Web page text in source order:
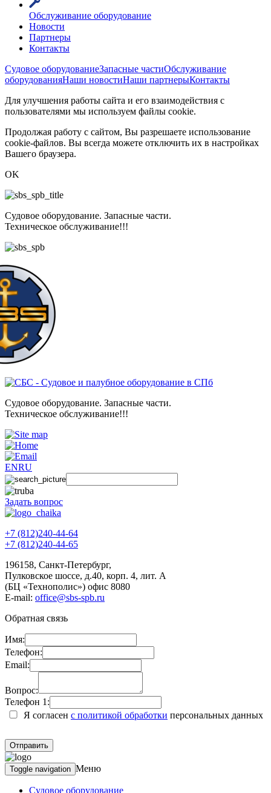
Обслуживание оборудование
Новости
Партнеры
Контакты
Судовое оборудованиеЗапасные частиОбслуживание
оборудованияНаши новостиНаши партнерыКонтакты
Для улучшения работы сайта и его взаимодействия с
пользователями мы используем файлы cookie.
Продолжая работу с сайтом, Вы разрешаете использование
cookie-файлов. Вы всегда можете отключить их в настройках
Вашего браузера.
OK
Судовое оборудование. Запасные части.
Техническое обслуживание!!!
Судовое оборудование. Запасные части.
Техническое обслуживание!!!
ENRU
Задать вопрос
+7 (812)240-44-64
+7 (812)240-44-65
196158, Санкт-Петербург,
Пулковское шоссе, д.40, корп. 4, лит. А
(БЦ «Технополис») офис 8080
E-mail: office@sbs-spb.ru
Обратная связь
Имя:
Телефон:
Email:
Вопрос:
Телефон 1:
Я согласен с политикой обработки персональных данных
Toggle navigation Меню
Судовое оборудование